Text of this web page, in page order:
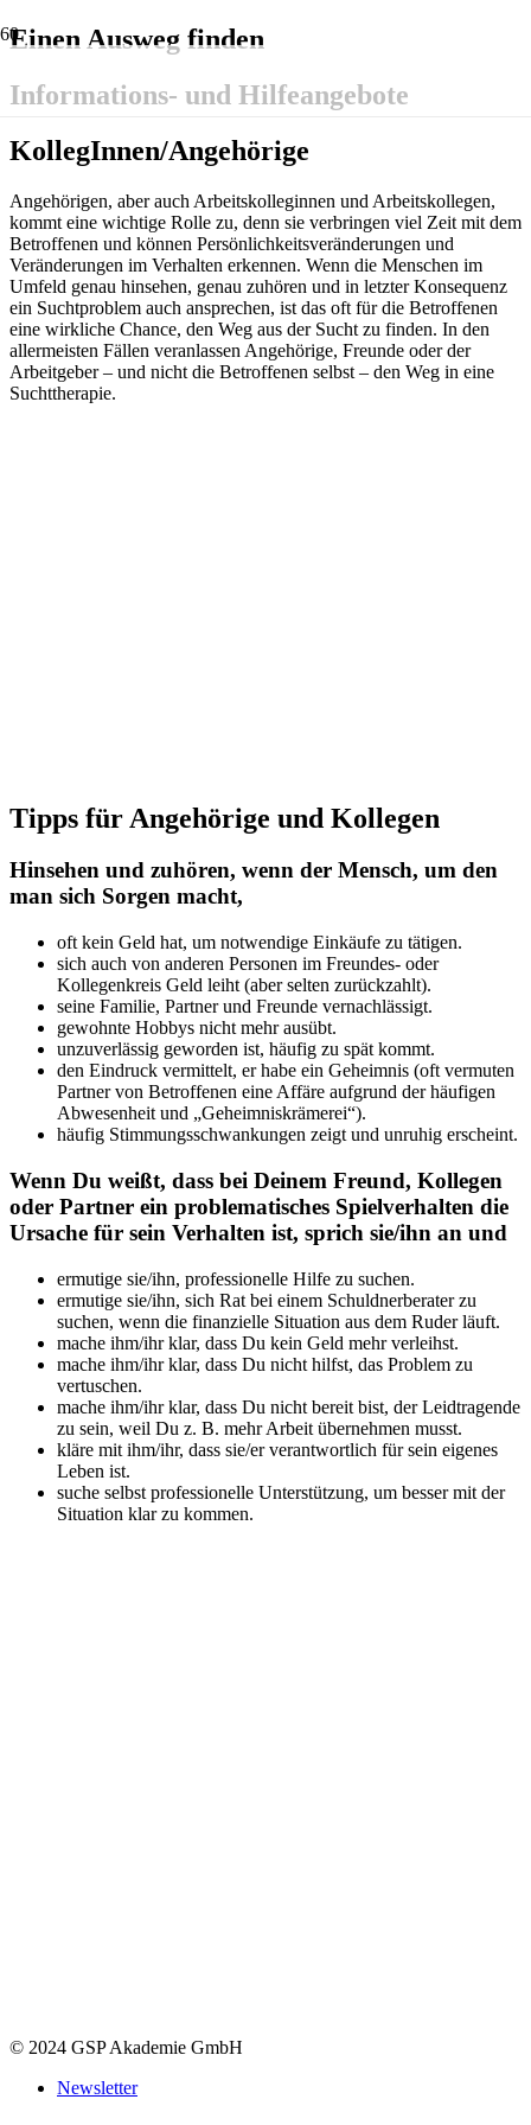
Einen Ausweg finden
Informations- und Hilfe­angebote
KollegInnen/Angehörige
Angehörigen, aber auch Arbeitskolleginnen und Arbeitskollegen,
kommt eine wichtige Rolle zu, denn sie verbringen viel Zeit mit dem
Betroffenen und können Persönlichkeitsveränderungen und
Veränderungen im Verhalten erkennen. Wenn die Menschen im
Umfeld genau hinsehen, genau zuhören und in letzter Konsequenz
ein Suchtproblem auch ansprechen, ist das oft für die Betroffenen
eine wirkliche Chance, den Weg aus der Sucht zu finden. In den
allermeisten Fällen veranlassen Angehörige, Freunde oder der
Arbeitgeber – und nicht die Betroffenen selbst – den Weg in eine
Suchttherapie.
Tipps für Angehörige und Kollegen
Hinsehen und zuhören, wenn der Mensch, um den
man sich Sorgen macht,
oft kein Geld hat, um notwendige Einkäufe zu tätigen.
sich auch von anderen Personen im Freundes- oder
Kollegenkreis Geld leiht (aber selten zurückzahlt).
seine Familie, Partner und Freunde vernachlässigt.
gewohnte Hobbys nicht mehr ausübt.
unzuverlässig geworden ist, häufig zu spät kommt.
den Eindruck vermittelt, er habe ein Geheimnis (oft vermuten
Partner von Betroffenen eine Affäre aufgrund der häufigen
Abwesenheit und „Geheimniskrämerei“).
häufig Stimmungsschwankungen zeigt und unruhig erscheint.
Wenn Du weißt, dass bei Deinem Freund, Kollegen
oder Partner ein problematisches Spielverhalten die
Ursache für sein Verhalten ist, sprich sie/ihn an und
ermutige sie/ihn, professionelle Hilfe zu suchen.
ermutige sie/ihn, sich Rat bei einem Schuldnerberater zu
suchen, wenn die finanzielle Situation aus dem Ruder läuft.
mache ihm/ihr klar, dass Du kein Geld mehr verleihst.
mache ihm/ihr klar, dass Du nicht hilfst, das Problem zu
vertuschen.
mache ihm/ihr klar, dass Du nicht bereit bist, der Leidtragende
zu sein, weil Du z. B. mehr Arbeit übernehmen musst.
kläre mit ihm/ihr, dass sie/er verantwortlich für sein eigenes
Leben ist.
suche selbst professionelle Unterstützung, um besser mit der
Situation klar zu kommen.
© 2024 GSP Akademie GmbH
Newsletter